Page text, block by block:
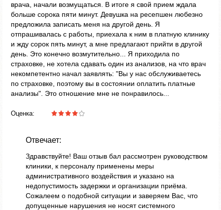
врача, начали возмущаться. В итоге я свой прием ждала
больше сорока пяти минут. Девушка на ресепшен любезно
предложила записать меня на другой день. Я
отпрашивалась с работы, приехала к ним в платную клинику
и жду сорок пять минут, а мне предлагают прийти в другой
день. Это конечно возмутительно... Я приходила по
страховке, не хотела сдавать один из анализов, на что врач
некомпетентно начал заявлять: "Вы у нас обслуживаетесь
по страховке, поэтому вы в состоянии оплатить платные
анализы". Это отношение мне не понравилось...
Оценка:
Отвечает:
Здравствуйте! Ваш отзыв бал рассмотрен руководством
клиники, к персоналу применены меры
административного воздействия и указано на
недопустимость задержки и организации приёма.
Сожалеем о подобной ситуации и заверяем Вас, что
допущенные нарушения не носят системного